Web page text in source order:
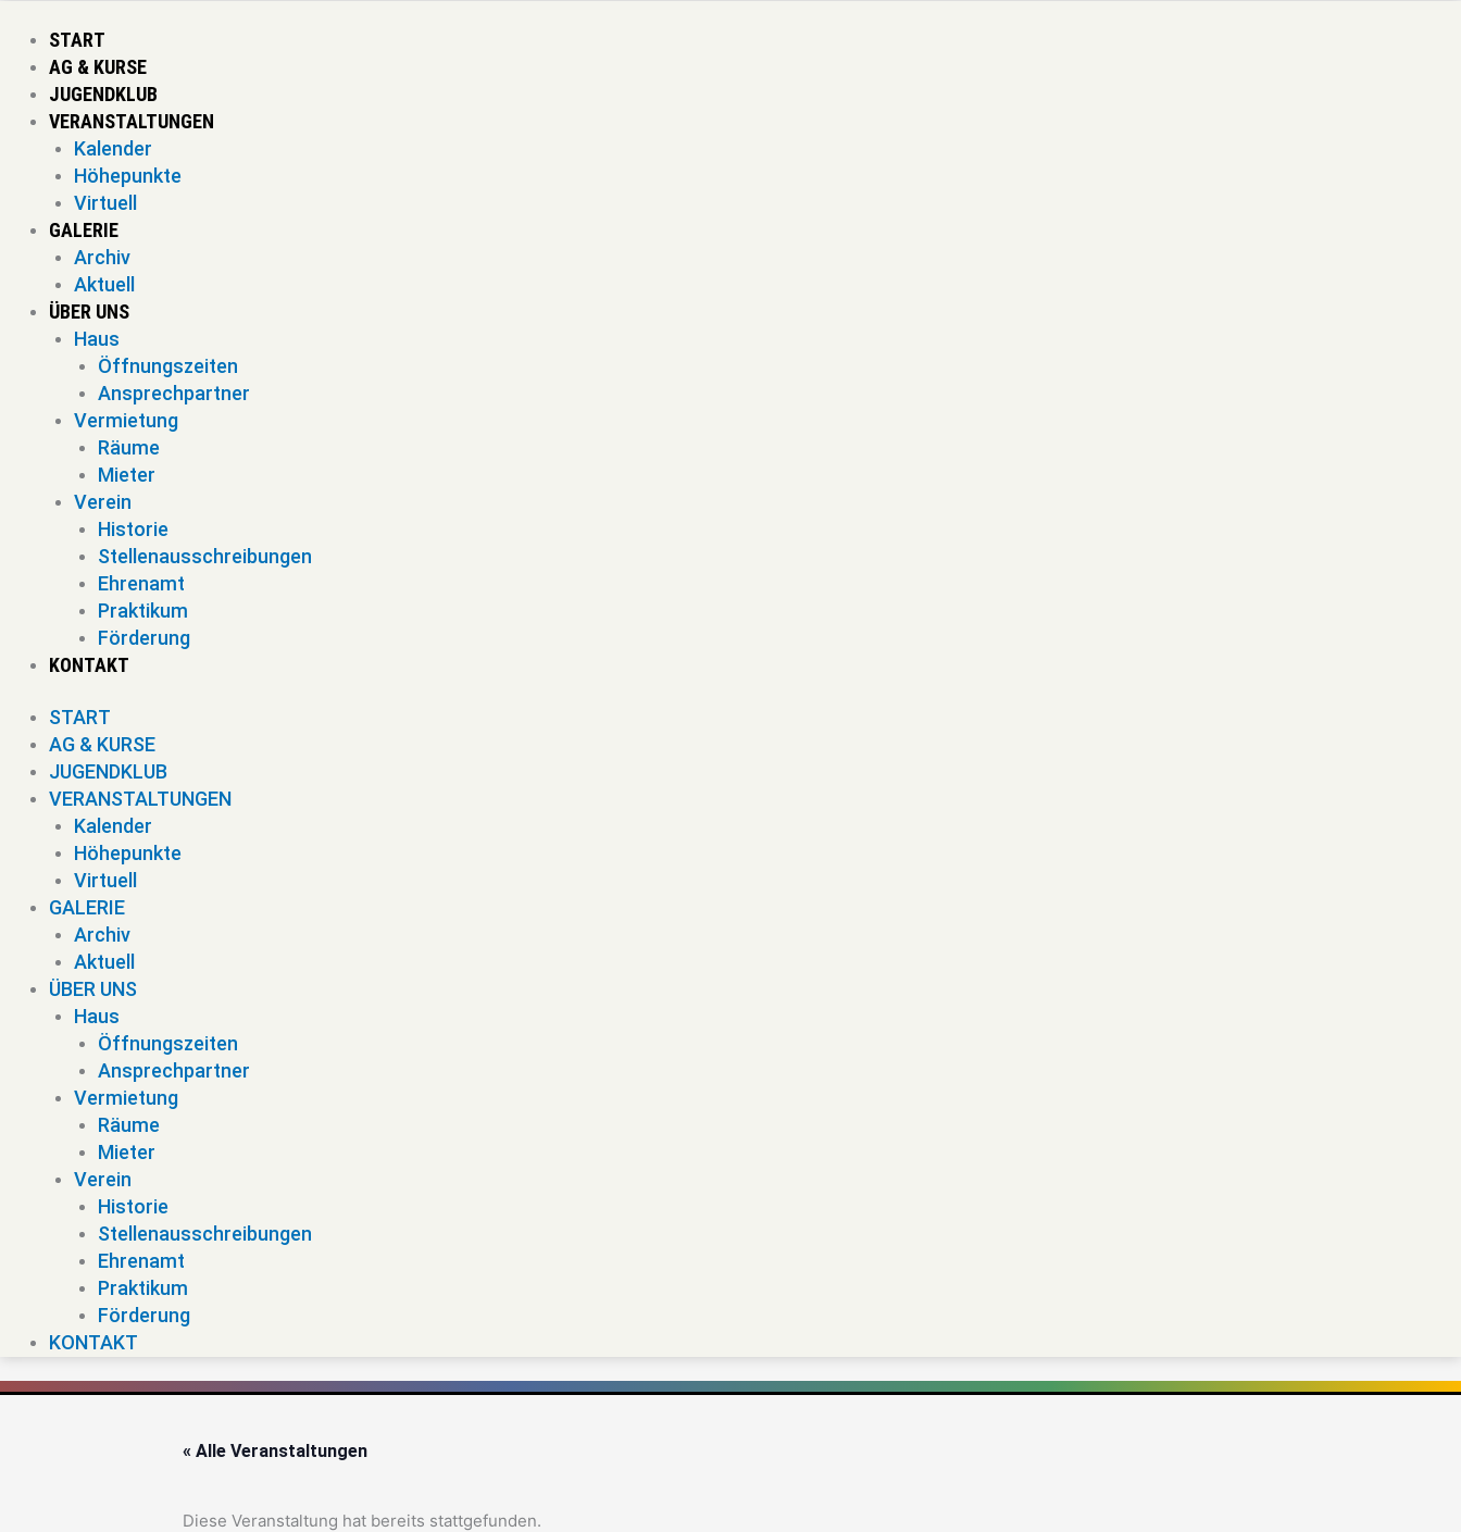
Inhalt
springen
START
AG & KURSE
JUGENDKLUB
VERANSTALTUNGEN
Kalender
Höhepunkte
Virtuell
GALERIE
Archiv
Aktuell
ÜBER UNS
Haus
Öffnungszeiten
Ansprechpartner
Vermietung
Räume
Mieter
Verein
Historie
Stellenausschreibungen
Ehrenamt
Praktikum
Förderung
KONTAKT
START
AG & KURSE
JUGENDKLUB
VERANSTALTUNGEN
Kalender
Höhepunkte
Virtuell
GALERIE
Archiv
Aktuell
ÜBER UNS
Haus
Öffnungszeiten
Ansprechpartner
Vermietung
Räume
Mieter
Verein
Historie
Stellenausschreibungen
Ehrenamt
Praktikum
Förderung
KONTAKT
« Alle Veranstaltungen
Diese Veranstaltung hat bereits stattgefunden.